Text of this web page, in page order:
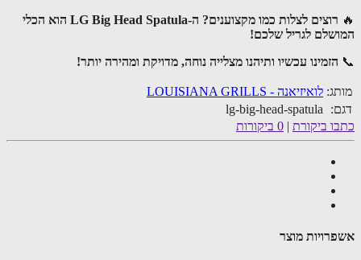
רוצים לצלות כמו מקצוענים? ה-LG Big Head Spatula הוא הכלי
לגריל שלכם!
הזמינו עכשיו ותיהנו מצלייה נוחה, מדויקת ומהירה יותר!
לואיזיאנה - LOUISIANA GRILLS
lg-big-head-spatula
ביקורת|0 ביקורות
מוצר